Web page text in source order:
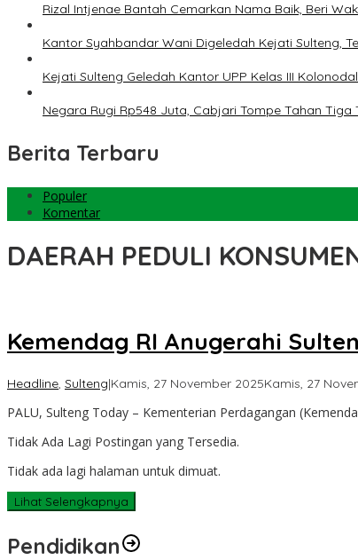
Rizal Intjenae Bantah Cemarkan Nama Baik, Beri
Kantor Syahbandar Wani Digeledah Kejati Sulteng,
Kejati Sulteng Geledah Kantor UPP Kelas III
Negara Rugi Rp548 Juta, Cabjari Tompe Tahan
Berita Terbaru
Populer
Komentar
DAERAH PEDULI
Kemendag RI Anugerahi
Headline, Sulteng|Kamis, 27 November 2025Kamis, 27
PALU, Sulteng Today – Kementerian Perdagangan
Tidak Ada Lagi Postingan yang Tersedia.
Tidak ada lagi halaman untuk dimuat.
Lihat Selengkapnya
Pendidikan